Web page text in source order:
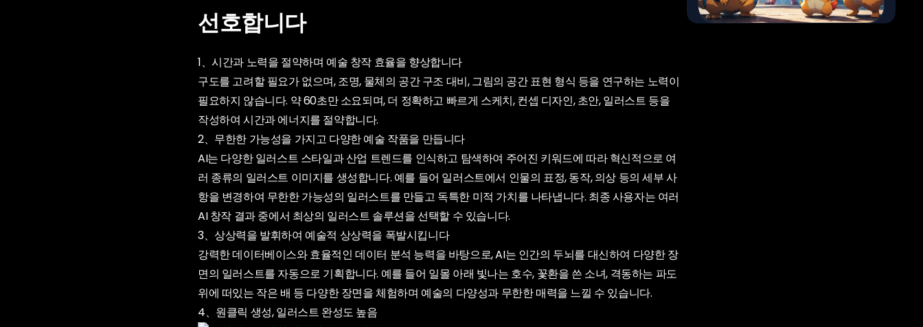
선호합니다
1、시간과 노력을 절약하며 예술 창작 효율을 향상합니다
구도를 고려할 필요가 없으며, 조명, 물체의 공간 구조 대비, 그림의 공간 표현 형식 등을 연구하는 노력이
필요하지 않습니다. 약 60초만 소요되며, 더 정확하고 빠르게 스케치, 컨셉 디자인, 초안, 일러스트 등을
작성하여 시간과 에너지를 절약합니다.
2、무한한 가능성을 가지고 다양한 예술 작품을 만듭니다
AI는 다양한 일러스트 스타일과 산업 트렌드를 인식하고 탐색하여 주어진 키워드에 따라 혁신적으로 여
러 종류의 일러스트 이미지를 생성합니다. 예를 들어 일러스트에서 인물의 표정, 동작, 의상 등의 세부 사
항을 변경하여 무한한 가능성의 일러스트를 만들고 독특한 미적 가치를 나타냅니다. 최종 사용자는 여러
AI 창작 결과 중에서 최상의 일러스트 솔루션을 선택할 수 있습니다.
3、상상력을 발휘하여 예술적 상상력을 폭발시킵니다
강력한 데이터베이스와 효율적인 데이터 분석 능력을 바탕으로, AI는 인간의 두뇌를 대신하여 다양한 장
면의 일러스트를 자동으로 기획합니다. 예를 들어 일몰 아래 빛나는 호수, 꽃환을 쓴 소녀, 격동하는 파도
위에 떠있는 작은 배 등 다양한 장면을 체험하며 예술의 다양성과 무한한 매력을 느낄 수 있습니다.
4、원클릭 생성, 일러스트 완성도 높음